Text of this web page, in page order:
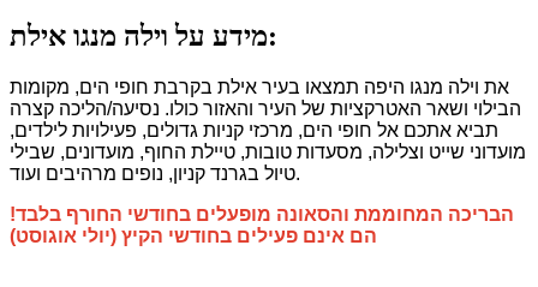
מידע על וילה מנגו אילת:
את וילה מנגו היפה תמצאו בעיר אילת בקרבת חופי הים, מקומות
הבילוי ושאר האטרקציות של העיר והאזור כולו. נסיעה/הליכה קצרה
תביא אתכם אל חופי הים, מרכזי קניות גדולים, פעילויות לילדים,
מועדוני שייט וצלילה, מסעדות טובות, טיילת החוף, מועדונים, שבילי
טיול בגרנד קניון, נופים מרהיבים ועוד.
הבריכה המחוממת והסאונה מופעלים בחודשי החורף בלבד!
הם אינם פעילים בחודשי הקיץ (יולי אוגוסט)